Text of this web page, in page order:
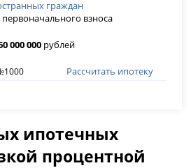
граждан
первоначального взноса
000 000 рублей
Рассчитать ипотеку
ипотечных
процентной